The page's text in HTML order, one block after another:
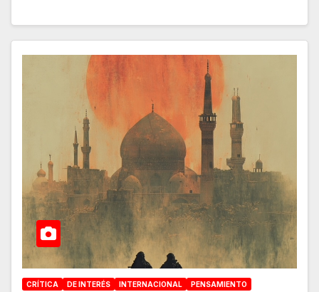
CRÍTICA DE INTERÉS INTERNACIONAL PENSAMIENTO